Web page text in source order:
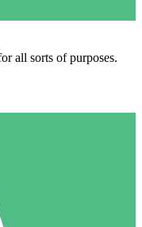
all sorts of purposes.